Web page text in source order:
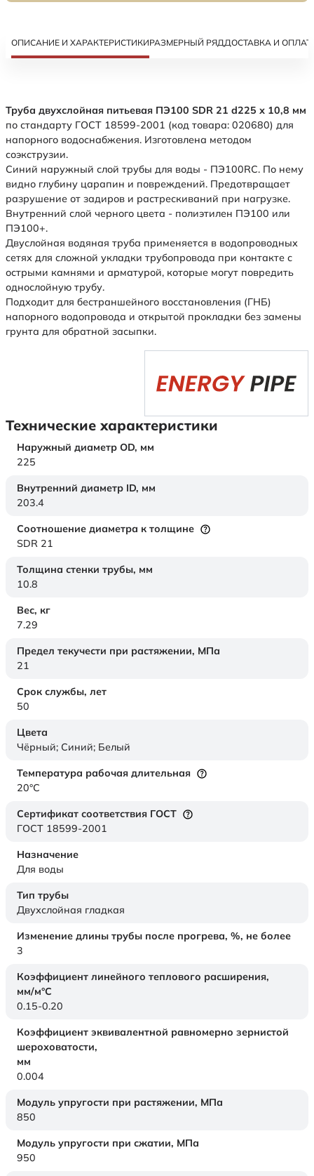
ОПИСАНИЕ И ХАРАКТЕРИСТИКИРАЗМЕРНЫЙ РЯДДОСТАВКА И
Труба двухслойная питьевая ПЭ100 SDR 21 d225 х 10,8 мм
по стандарту ГОСТ 18599-2001 (код товара: 020680) для
напорного водоснабжения. Изготовлена методом
соэкструзии.
Синий наружный слой трубы для воды - ПЭ100RC. По нему
видно глубину царапин и повреждений. Предотвращает
разрушение от задиров и растрескиваний при нагрузке.
Внутренний слой черного цвета - полиэтилен ПЭ100 или
ПЭ100+.
Двуслойная водяная труба применяется в водопроводных
сетях для сложной укладки трубопровода при контакте с
острыми камнями и арматурой, которые могут повредить
однослойную трубу.
Подходит для бестраншейного восстановления (ГНБ)
напорного водопровода и открытой прокладки без замены
грунта для обратной засыпки.
Технические характеристики
Наружный диаметр OD, мм
225
Внутренний диаметр ID, мм
203.4
Соотношение диаметра к толщине
SDR 21
Толщина стенки трубы, мм
10.8
Вес, кг
7.29
Предел текучести при растяжении, МПа
21
Срок службы, лет
50
Цвета
Чёрный; Синий; Белый
Температура рабочая длительная
20°C
Сертификат соответствия ГОСТ
ГОСТ 18599-2001
Назначение
Для воды
Тип трубы
Двухслойная гладкая
Изменение длины трубы после прогрева, %, не более
3
Коэффициент линейного теплового расширения,
мм/м°С
0.15-0.20
Коэффициент эквивалентной равномерно зернистой
шероховатости,
мм
0.004
Модуль упругости при растяжении, МПа
850
Модуль упругости при сжатии, МПа
950